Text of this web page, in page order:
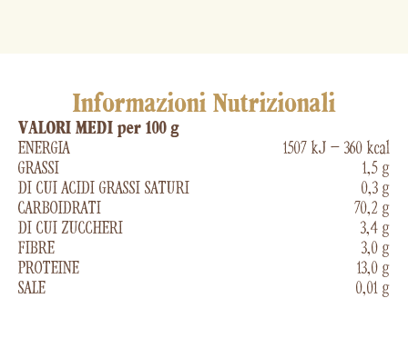
Informazioni Nutrizionali
VALORI MEDI per 100 g
ENERGIA
GRASSI
DI CUI ACIDI GRASSI SATURI
CARBOIDRATI
DI CUI ZUCCHERI
FIBRE
PROTEINE
SALE
1507 kJ – 360 kcal
1,5 g
0,3 g
70,2 g
3,4 g
3,0 g
13,0 g
0,01 g